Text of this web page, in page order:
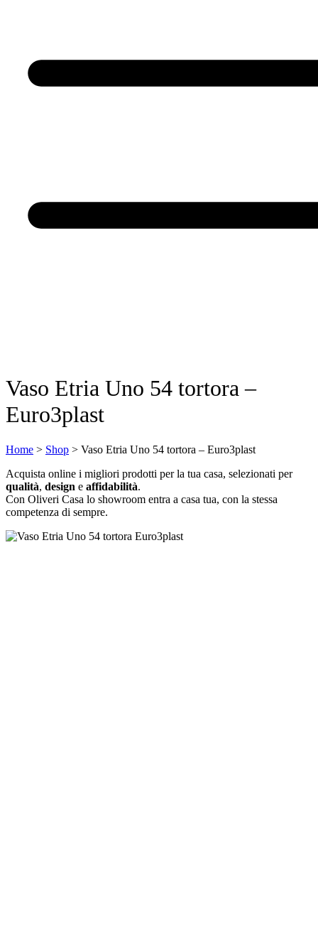
Vaso Etria Uno 54 tortora –
Euro3plast
Home > Shop > Vaso Etria Uno 54 tortora – Euro3plast
Acquista online i migliori prodotti per la tua casa, selezionati per
qualità, design e affidabilità.
Con Oliveri Casa lo showroom entra a casa tua, con la stessa
competenza di sempre.